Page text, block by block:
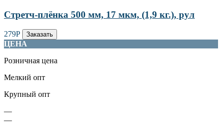
Стретч-плёнка 500 мм, 17 мкм, (1,9 кг.), рул
279Р Заказать
ЦЕНА
Розничная цена
Мелкий опт
Крупный опт
—
—